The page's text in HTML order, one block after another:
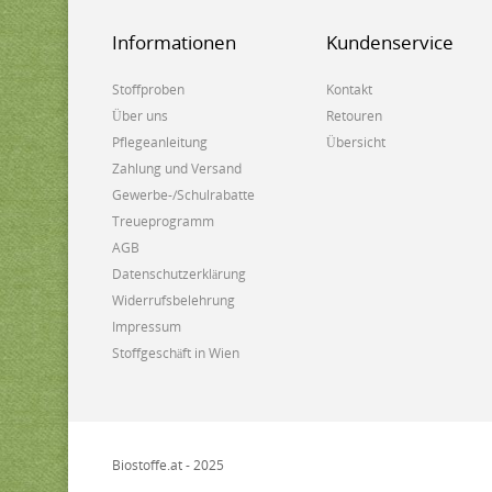
Informationen
Stoffproben
Über uns
Pflegeanleitung
Zahlung und Versand
Gewerbe-/Schulrabatte
Treueprogramm
AGB
Datenschutzerklärung
Widerrufsbelehrung
Impressum
Stoffgeschäft in Wien
Kundenservice
Kontakt
Retouren
Übersicht
Biostoffe.at - 2025